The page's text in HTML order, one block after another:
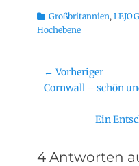
Kategorien
Großbritannien, LEJOG
Hochebene
← Vorheriger
Vorheriger
Cornwall – schön
Ein
4 Antworten